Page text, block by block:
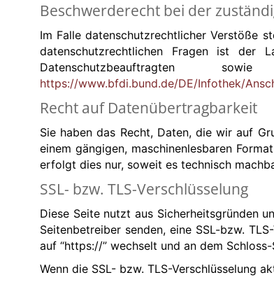
Beschwerderecht bei der
Im Falle datenschutzrechtlicher Verstöße
datenschutzrechtlichen Fragen ist der
Datenschutzbeauftragten
https://www.bfdi.bund.de/DE/Infothek/
Recht auf Datenübertragbarkeit
Sie haben das Recht, Daten, die wir auf
einem gängigen, maschinenlesbaren
erfolgt dies nur, soweit es technisch
SSL- bzw. TLS-Verschlüsselung
Diese Seite nutzt aus Sicherheitsgründen
Seitenbetreiber senden, eine SSL-bzw.
auf “https://” wechselt und an dem
Wenn die SSL- bzw. TLS-Verschlüsselung